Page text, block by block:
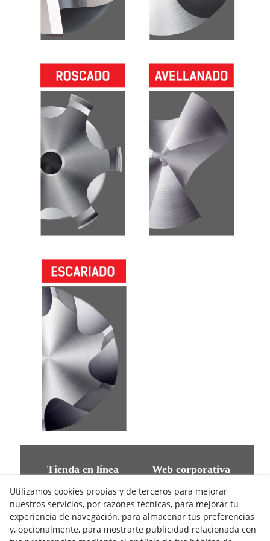
Tienda en línea Web corporativa
Publicaciones
Vídeos APP
Newsletter
Contenidos de interés
Utilizamos cookies propias y de terceros para mejorar
nuestros servicios, por razones técnicas, para mejorar tu
experiencia de navegación, para almacenar tus preferencias
y, opcionalmente, para mostrarte publicidad relacionada con